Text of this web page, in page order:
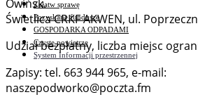
Załatw sprawę
Pozyskane fundusze
GOSPODARKA ODPADAMI
Czyste powietrze
System Informacji przestrzennej
Owińsk.
Świetlica CRKF AKWEN, ul.
Udział bezpłatny, liczba miejsc
Zapisy: tel. 663 944 965, e-mail:
naszepodworko@poczta.fm